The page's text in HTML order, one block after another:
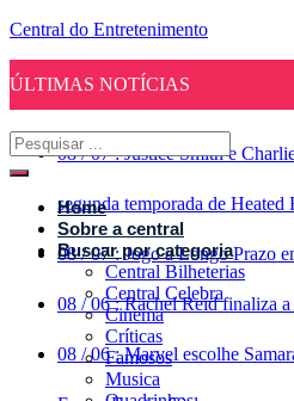
Central do Entretenimento
ÚLTIMAS NOTÍCIAS
08 / 07 : Justice Smith e
segunda temporada de
08 / 07 : Jogo a Longo Prazo
08 / 06 : Rachel Reid finaliza
08 / 06 : Marvel escolhe
Home
Sobre a central
Buscar por categoria
Central Bilheterias
Central Celebra
Cinema
Críticas
Famosos
Musica